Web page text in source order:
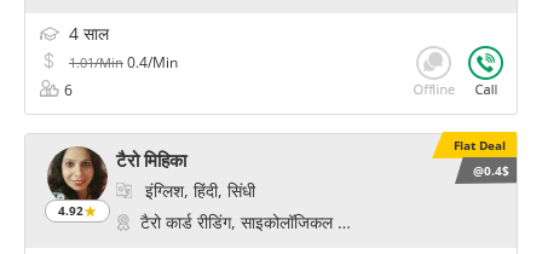
4 साल
1.01/Min 0.4/Min
6
Flat Deal
@0.4$
4.92
टैरो मिहिका
इंग्लिश, हिंदी, सिंधी
टैरो कार्ड रीडिंग, साइकोलॉजिकल रीडिंग, फॉर्च्यून, प्रेम और विवाह